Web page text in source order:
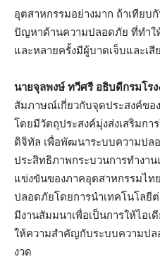
อุตสาหกรรมอย่างมาก ถ้าเทียบ
ปัญหาด้านความปลอดภัย ที่ทำใ
และหลายครั้งมีผู้บาดเจ็บและเสี
นายจุลพงษ์ ทวีศรี อธิบดีกรมโร
สัมภาษณ์เกี่ยวกับจุดประสงค์ของ
โดยมีวัตถุประสงค์มุ่งส่งเสริมกา
ดิจิทัล เพื่อพัฒนาระบบความปล
ประสิทธิภาพกระบวนการทำงา
แข่งขันของภาคอุตสาหกรรมไ
ปลอดภัยโดยการนำเทคโนโลยี
มีงานสัมมนาเพื่อเป็นการให้ไอเ
ให้ความสำคัญกับระบบความป
งวด